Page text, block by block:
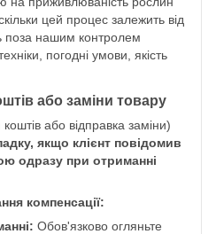
цей процес залежить від
поза нашим контролем
погодні умови, якість
або заміни товару
або відправка заміни)
якщо клієнт повідомив
одразу при отриманні
компенсації:
Обов'язково огляньте